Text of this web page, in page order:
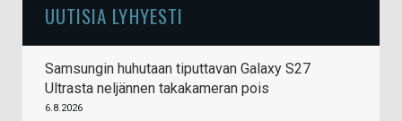
UUTISIA LYHYESTI
Samsungin huhutaan tiputtavan Galaxy S27
Ultrasta neljännen takakameran pois
6.8.2026